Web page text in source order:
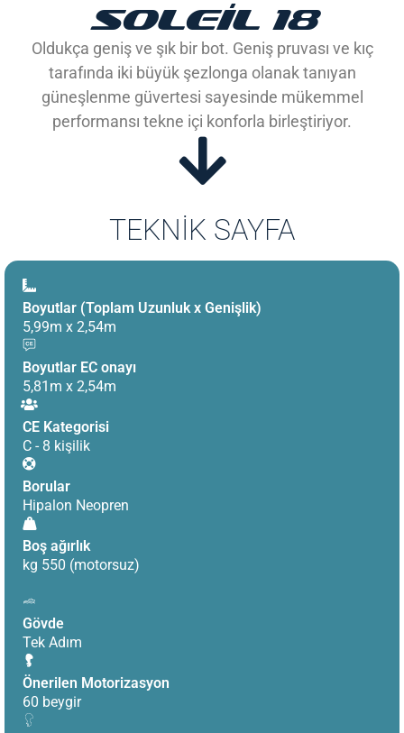
SOLEIL 18
Oldukça geniş ve şık bir bot. Geniş pruvası ve kıç
tarafında iki büyük şezlonga olanak tanıyan
güneşlenme güvertesi sayesinde mükemmel
performansı tekne içi konforla birleştiriyor.
TEKNIK SAYFA
Boyutlar (Toplam Uzunluk x Genişlik)
5,99m x 2,54m
Boyutlar EC onayı
5,81m x 2,54m
CE Kategorisi
C - 8 kişilik
Borular
Hipalon Neopren
Boş ağırlık
kg 550 (motorsuz)
Gövde
Tek Adım
Önerilen Motorizasyon
60 beygir